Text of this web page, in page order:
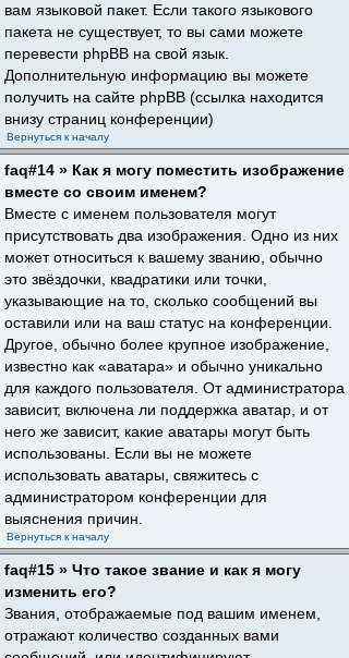
вам языковой пакет. Если такого языкового
пакета не существует, то вы сами можете
перевести phpBB на свой язык.
Дополнительную информацию вы можете
получить на сайте phpBB (ссылка находится
внизу страниц конференции)
Вернуться к началу
faq#14 » Как я могу поместить изображение
вместе со своим именем?
Вместе с именем пользователя могут
присутствовать два изображения. Одно из них
может относиться к вашему званию, обычно
это звёздочки, квадратики или точки,
указывающие на то, сколько сообщений вы
оставили или на ваш статус на конференции.
Другое, обычно более крупное изображение,
известно как «аватара» и обычно уникально
для каждого пользователя. От администратора
зависит, включена ли поддержка аватар, и от
него же зависит, какие аватары могут быть
использованы. Если вы не можете
использовать аватары, свяжитесь с
администратором конференции для
выяснения причин.
Вернуться к началу
faq#15 » Что такое звание и как я могу
изменить его?
Звания, отображаемые под вашим именем,
отражают количество созданных вами